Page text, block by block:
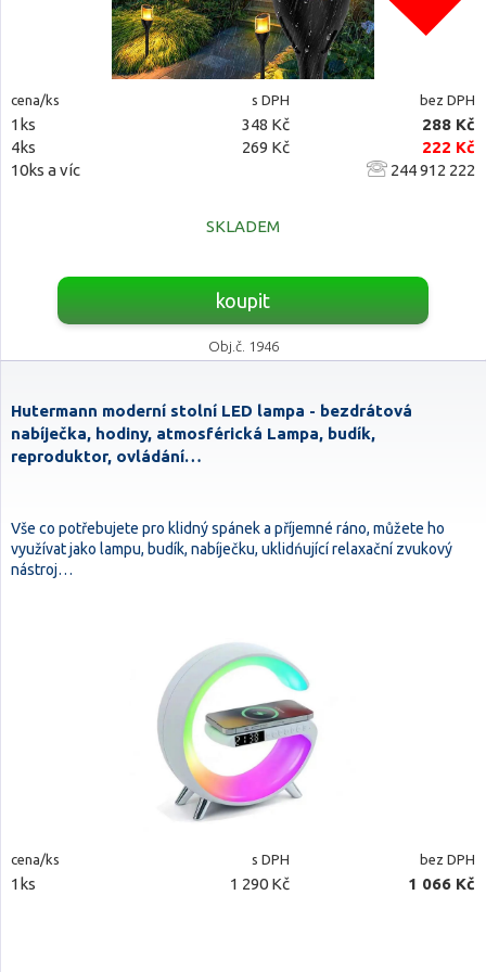
cena/ks s DPH bez DPH
1ks 348 Kč
288 Kč
4ks
269 Kč
222 Kč
10ks a víc
244 912 222
SKLADEM
koupit
Obj.č. 1946
Hutermann moderní stolní LED lampa - bezdrátová
nabíječka, hodiny, atmosférická Lampa, budík,
reproduktor, ovládání…
Vše co potřebujete pro klidný spánek a příjemné ráno, můžete ho
využívat jako lampu, budík, nabíječku, uklidńující relaxační zvukový
nástroj…
cena/ks s DPH bez DPH
1ks 1 290 Kč 1 066 Kč